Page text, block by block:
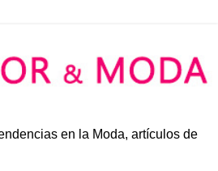
en la Moda, artículos de